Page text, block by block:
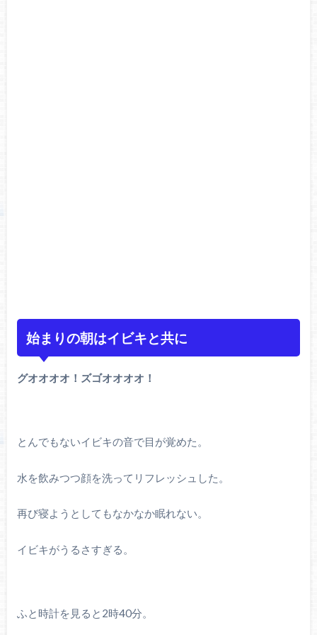
始まりの朝はイビキと共に
グオオオオ！ズゴオオオオ！
とんでもないイビキの音で目が覚めた。
水を飲みつつ顔を洗ってリフレッシュした。
再び寝ようとしてもなかなか眠れない。
イビキがうるさすぎる。
ふと時計を見ると2時40分。